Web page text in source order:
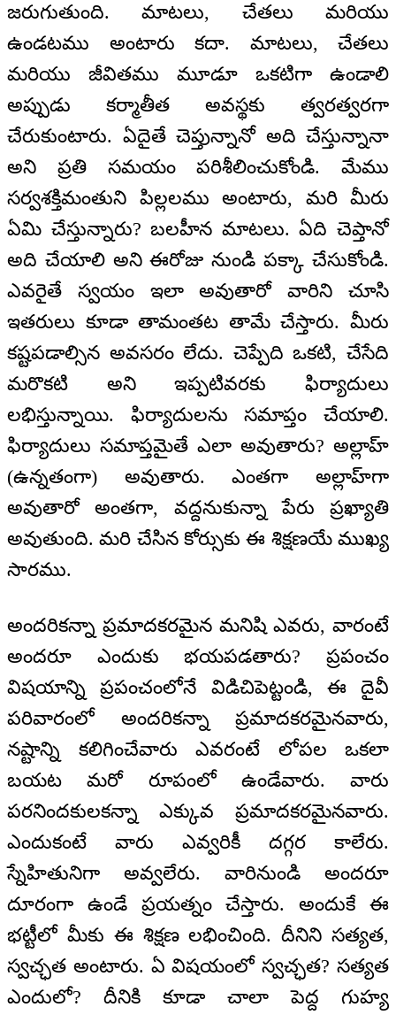
జరుగుతుంది. మాటలు, చేతలు మరియు
ఉండటము అంటారు కదా. మాటలు, చేతలు
మరియు జీవితము మూడూ ఒకటిగా ఉండాలి
అప్పుడు కర్మాతీత అవస్థకు త్వరత్వరగా
చేరుకుంటారు. ఏదైతే చెప్తున్నానో అది చేస్తున్నానా
అని ప్రతి సమయం పరిశీలించుకోండి. మేము
సర్వశక్తిమంతుని పిల్లలము అంటారు, మరి మీరు
ఏమి చేస్తున్నారు? బలహీన మాటలు. ఏది చెప్తానో
అది చేయాలి అని ఈరోజు నుండి పక్కా చేసుకోండి.
ఎవరైతే స్వయం ఇలా అవుతారో వారిని చూసి
ఇతరులు కూడా తామంతట తామే చేస్తారు. మీరు
కష్టపడాల్సిన అవసరం లేదు. చెప్పేది ఒకటి, చేసేది
మరొకటి అని ఇప్పటివరకు ఫిర్యాదులు
లభిస్తున్నాయి. ఫిర్యాదులను సమాప్తం చేయాలి.
ఫిర్యాదులు సమాప్తమైతే ఎలా అవుతారు? అల్లాహ్
(ఉన్నతంగా) అవుతారు. ఎంతగా అల్లాహ్‌గా
అవుతారో అంతగా, వద్దనుకున్నా పేరు ప్రఖ్యాతి
అవుతుంది. మరి చేసిన కోర్సుకు ఈ శిక్షణయే ముఖ్య
సారము.
అందరికన్నా ప్రమాదకరమైన మనిషి ఎవరు, వారంటే
అందరూ ఎందుకు భయపడతారు? ప్రపంచం
విషయాన్ని ప్రపంచంలోనే విడిచిపెట్టండి, ఈ దైవీ
పరివారంలో అందరికన్నా ప్రమాదకరమైనవారు,
నష్టాన్ని కలిగించేవారు ఎవరంటే లోపల ఒకలా
బయట మరో రూపంలో ఉండేవారు. వారు
పరనిందకులకన్నా ఎక్కువ ప్రమాదకరమైనవారు.
ఎందుకంటే వారు ఎవ్వరికీ దగ్గర కాలేరు.
స్నేహితునిగా అవ్వలేరు. వారినుండి అందరూ
దూరంగా ఉండే ప్రయత్నం చేస్తారు. అందుకే ఈ
భట్టీలో మీకు ఈ శిక్షణ లభించింది. దీనిని సత్యత,
స్వచ్ఛత అంటారు. ఏ విషయంలో స్వచ్ఛత? సత్యత
ఎందులో? దీనికి కూడా చాలా పెద్ద గుహ్య